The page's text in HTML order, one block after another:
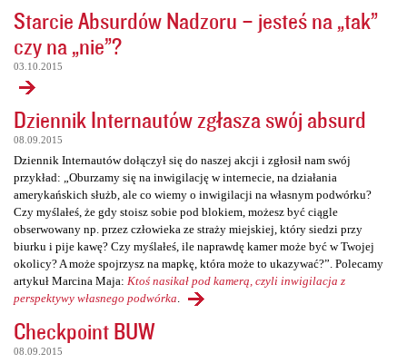
Starcie Absurdów Nadzoru – jesteś na „tak”
czy na „nie”?
03.10.2015
Dziennik Internautów zgłasza swój absurd
08.09.2015
Dziennik Internautów dołączył się do naszej akcji i zgłosił nam swój
przykład: „Oburzamy się na inwigilację w internecie, na działania
amerykańskich służb, ale co wiemy o inwigilacji na własnym podwórku?
Czy myślałeś, że gdy stoisz sobie pod blokiem, możesz być ciągle
obserwowany np. przez człowieka ze straży miejskiej, który siedzi przy
biurku i pije kawę? Czy myślałeś, ile naprawdę kamer może być w Twojej
okolicy? A może spojrzysz na mapkę, która może to ukazywać?”. Polecamy
artykuł Marcina Maja: Ktoś nasikał pod kamerą, czyli inwigilacja z
perspektywy własnego podwórka
Checkpoint BUW
08.09.2015